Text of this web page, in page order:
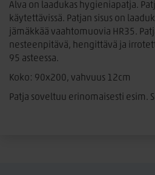
Alva on laadukas hygieniapatja.
käytettävissä. Patjan sisus on
jämäkkää vaahtomuovia HR35.
nesteenpitävä, hengittävä ja
95 asteessa.
Koko: 90x200, vahvuus 12cm
Patja soveltuu erinomaisesti esim.